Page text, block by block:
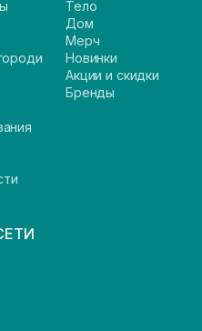
Тело
Дом
Мерч
Новинки
Акции и скидки
Бренды